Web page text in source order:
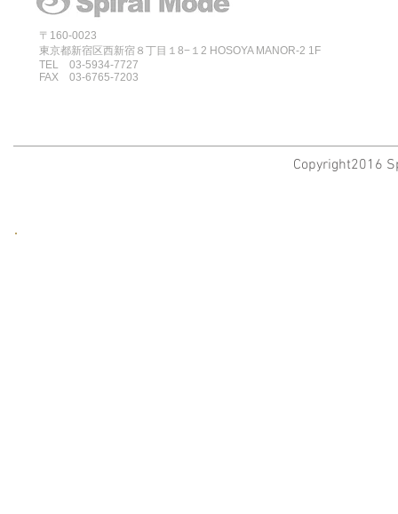
〒160-0023
東京都新宿区西新宿８丁目１8−１2 HOSOYA MANOR-2 1F
TEL 03-5934-7727
FAX 03-6765-7203
Copyright2016